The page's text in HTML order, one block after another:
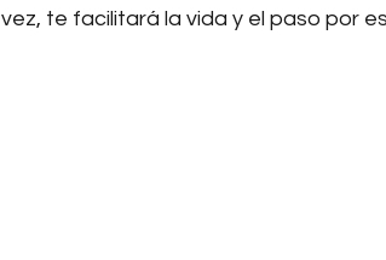
vez, te facilitará la vida y el paso por